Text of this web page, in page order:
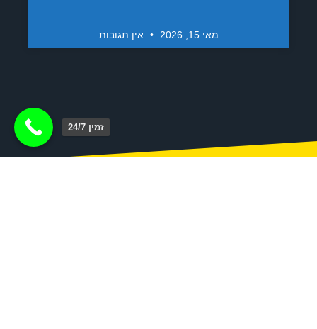
מאי 15, 2026 אין תגובות
זמין 24/7